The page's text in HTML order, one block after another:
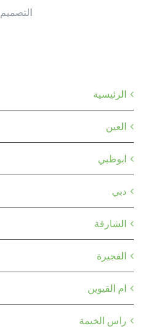
التصميم
الرئيسية
العين
ابوظبي
دبي
الشارقة
الفجيرة
ام القيوين
راس الخيمة